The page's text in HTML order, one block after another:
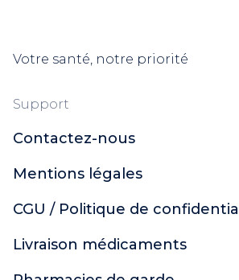
Votre santé, notre priorité
Support
Contactez-nous
Mentions légales
CGU / Politique de
Livraison médicaments